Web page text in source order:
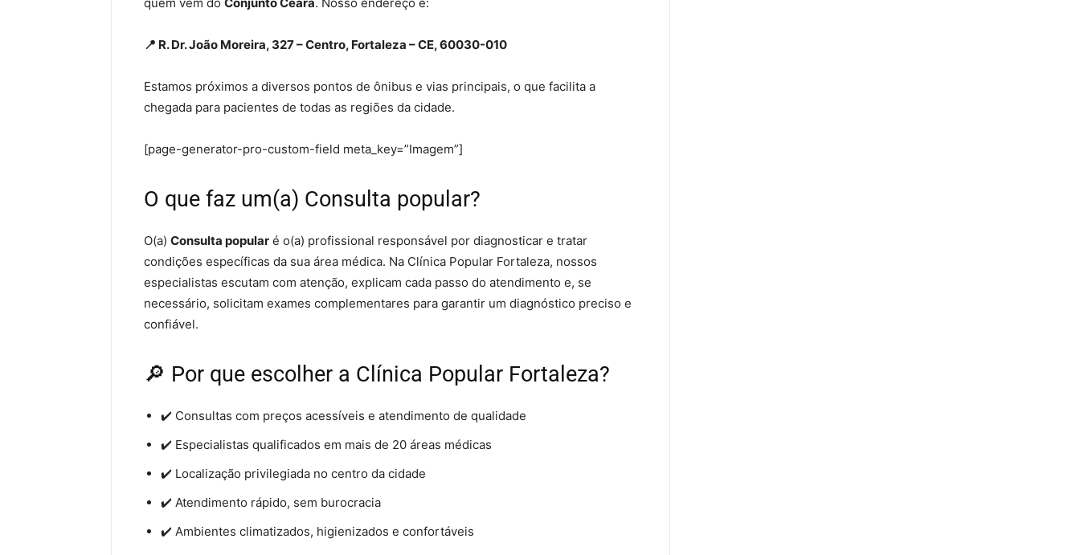
📍 R. Dr. João Moreira, 327 – Centro, Fortaleza – CE, 60030-010
Estamos próximos a diversos pontos de ônibus e vias principais, o que facilita a
chegada para pacientes de todas as regiões da cidade.
[page-generator-pro-custom-field meta_key=”Imagem”]
O que faz um(a) Consulta popular?
O(a) Consulta popular é o(a) profissional responsável por diagnosticar e tratar
condições específicas da sua área médica. Na Clínica Popular Fortaleza, nossos
especialistas escutam com atenção, explicam cada passo do atendimento e, se
necessário, solicitam exames complementares para garantir um diagnóstico preciso e
confiável.
🔎 Por que escolher a Clínica Popular Fortaleza?
✔️ Consultas com preços acessíveis e atendimento de qualidade
✔️ Especialistas qualificados em mais de 20 áreas médicas
✔️ Localização privilegiada no centro da cidade
✔️ Atendimento rápido, sem burocracia
✔️ Ambientes climatizados, higienizados e confortáveis